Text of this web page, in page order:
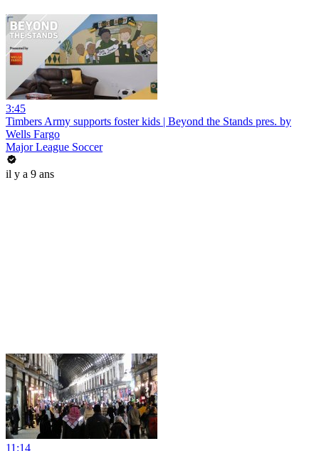
3:45
Timbers Army supports foster kids | Beyond the Stands pres. by
Wells Fargo
Major League Soccer
il y a 9 ans
11:14